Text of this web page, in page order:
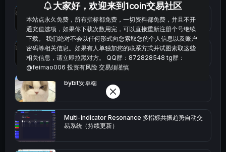
统计涨跌幅的python代码
okx的短线量化的免费版本
bybit安卓端
Multi-indicator Resonance 多指标共振趋势自动交
易系统（持续更新）
大家好，欢迎来到1coin交易社区
本站点永久免费，所有指标都免费，一切资料都免费，并且不开
通充值选项，如果你下载次数用完，可以直接重新注册个号继续
下载。 我们绝对不会以任何形式向您索取您的个人信息以及账户
密码等相关信息。如果有人单独加您的联系方式并试图索取这些
相关信息，请立即拉黑对方。 QQ群：872828548 tg群：
@feimao006 投资有风险 交易须谨慎